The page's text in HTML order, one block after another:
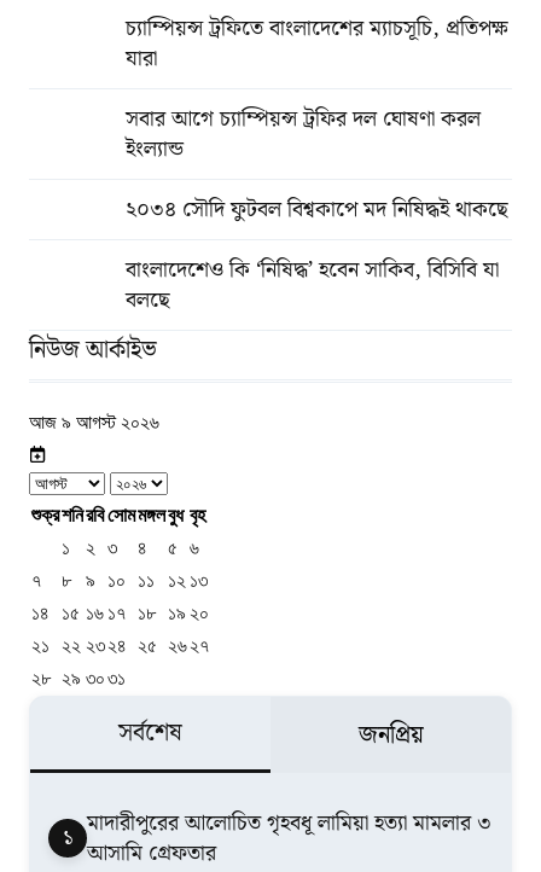
চ্যাম্পিয়ন্স ট্রফিতে বাংলাদেশের ম্যাচসূচি, প্রতিপক্ষ
যারা
সবার আগে চ্যাম্পিয়ন্স ট্রফির দল ঘোষণা করল
ইংল্যান্ড
২০৩৪ সৌদি ফুটবল বিশ্বকাপে মদ নিষিদ্ধই থাকছে
বাংলাদেশেও কি ‘নিষিদ্ধ’ হবেন সাকিব, বিসিবি যা
বলছে
নিউজ আর্কাইভ
আজ ৯ আগস্ট ২০২৬
শুক্রশনিরবিসোমমঙ্গলবুধ বৃহ
১
২ ৩ ৪ ৫
৬
৭
৮ ৯ ১০ ১১ ১২ ১৩
১৪
১৫ ১৬ ১৭ ১৮ ১৯ ২০
২১
২২ ২৩২৪ ২৫ ২৬২৭
২৮ ২৯ ৩০৩১
সর্বশেষ জনপ্রিয়
১ মাদারীপুরের আলোচিত গৃহবধূ লামিয়া হত্যা মামলার ৩
আসামি গ্রেফতার